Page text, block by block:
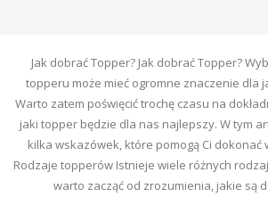
Jak dobrać Topper? Jak dobrać Topper?
topperu może mieć ogromne znaczenie dla
Warto zatem poświęcić trochę czasu na
jaki topper będzie dla nas najlepszy. W tym
kilka wskazówek, które pomogą Ci dokonać
Rodzaje topperów Istnieje wiele różnych
warto zacząć od zrozumienia, jakie są